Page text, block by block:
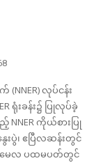
(NNER) လုပ်ငန်း
ရုံးခန်း၌ ပြုလုပ်ခဲ့
NNER ကိုယ်စားပြု
းပွဲ၊ ဧပြီလဆန်းတွင်
မေလ ပထမပတ်တွင်